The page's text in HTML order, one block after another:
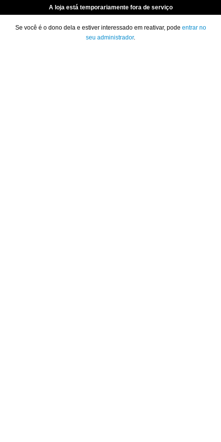
A loja está temporariamente fora de serviço
Se você é o dono dela e estiver interessado em reativar, pode entrar no
seu administrador.